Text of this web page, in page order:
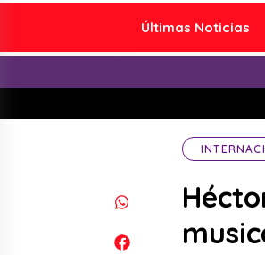
Últimas Noticias